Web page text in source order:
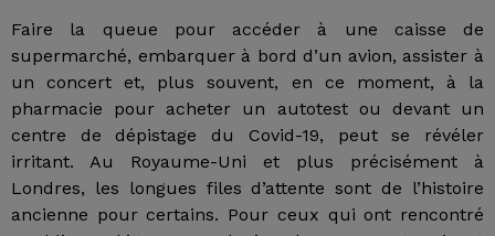
Faire la queue pour accéder à une caisse de
supermarché, embarquer à bord d’un avion, assister à
un concert et, plus souvent, en ce moment, à la
pharmacie pour acheter un autotest ou devant un
centre de dépistage du Covid-19, peut se révéler
irritant. Au Royaume-Uni et plus précisément à
Londres, les longues files d’attente sont de l’histoire
ancienne pour certains. Pour ceux qui ont rencontré